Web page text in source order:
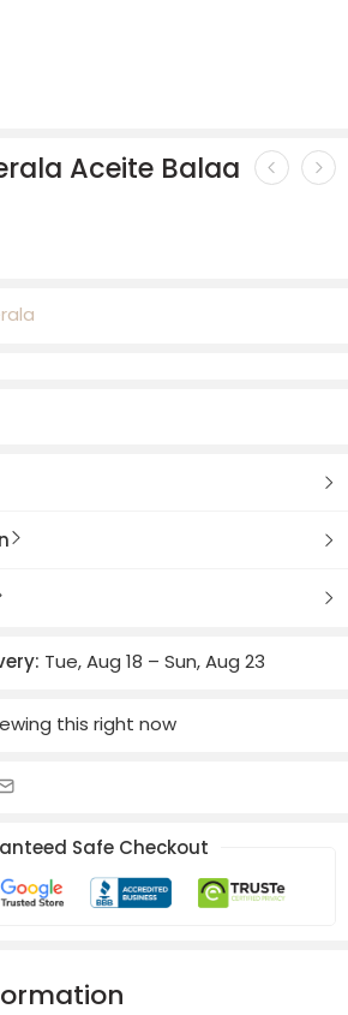
Aceite Balaa
Tue, Aug 18 – Sun, Aug 23
this right now
Safe Checkout